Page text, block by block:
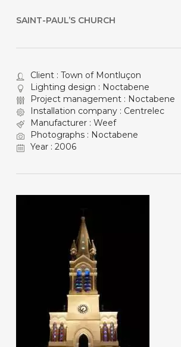
SAINT-PAUL’S CHURCH
Client : Town of Montluçon
Lighting design : Noctabene
Project management : Noctabene
Installation company : Centrelec
Manufacturer : Weef
Photographs : Noctabene
Year : 2006